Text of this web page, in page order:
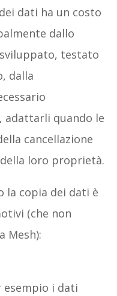
dati ha un costo
dallo
sviluppato, testato
dalla
adattarli quando le
cancellazione
loro proprietà.
la copia dei dati è
(che non
Mesh):
esempio i dati